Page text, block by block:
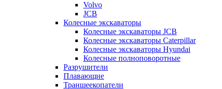
Volvo
JCB
Колесные экскаваторы
Колесные экскаваторы JCB
Колесные экскаваторы Caterpillar
Колесные экскаваторы Hyundai
Колесные полноповоротные
Разрушители
Плавающие
Траншеекопатели